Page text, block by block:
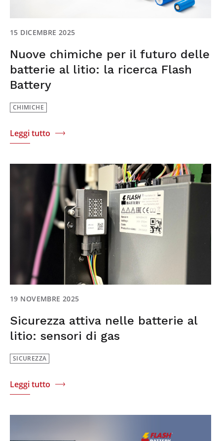
15 DICEMBRE 2025
Nuove chimiche per il futuro delle
batterie al litio: la ricerca Flash
Battery
CHIMICHE
Leggi tutto
19 NOVEMBRE 2025
Sicurezza attiva nelle batterie al
litio: sensori di gas
SICUREZZA
Leggi tutto